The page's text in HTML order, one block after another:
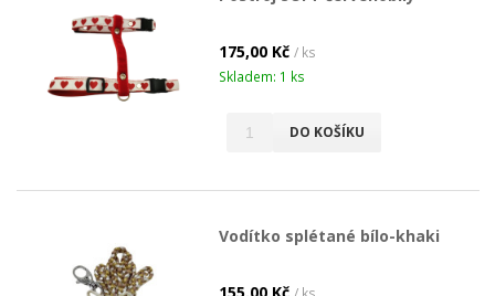
175,00 Kč / ks
Skladem: 1 ks
DO KOŠÍKU
Vodítko splétané bílo-khaki